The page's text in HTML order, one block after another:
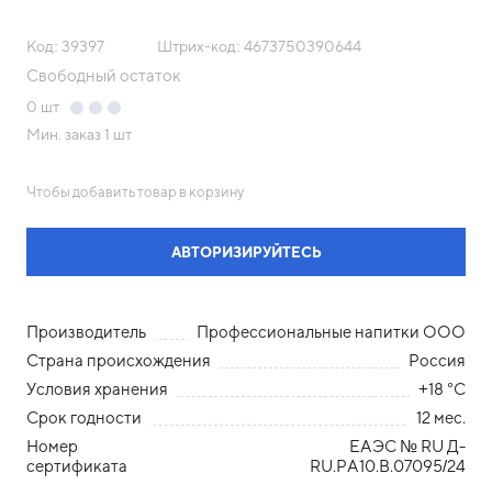
Код: 39397 Штрих-код: 4673750390644
Свободный остаток
0 шт
Мин. заказ 1 шт
Чтобы добавить товар в корзину
АВТОРИЗИРУЙТЕСЬ
Производитель
Профессиональные напитки ООО
Страна происхождения
Россия
Условия хранения
+18 °С
Срок годности
12 мес.
Номер
сертификата
ЕАЭС № RU Д-
RU.PA10.B.07095/24